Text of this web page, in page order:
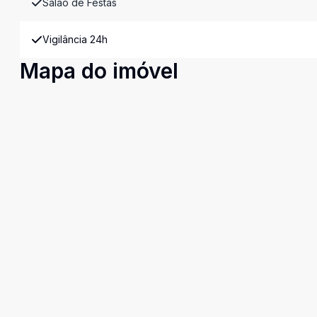
Salão de Festas
Vigilância 24h
Mapa do imóvel